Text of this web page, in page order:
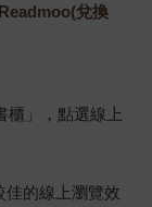
兌換
櫃」，點選線上
佳的線上瀏覽效